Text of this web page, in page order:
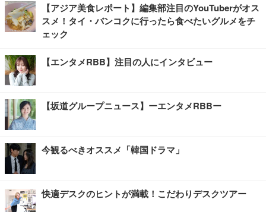
【アジア美食レポート】編集部注目のYouTuberがオス
スメ！タイ・バンコクに行ったら食べたいグルメをチ
ェック
【エンタメRBB】注目の人にインタビュー
【坂道グループニュース】ーエンタメRBBー
今観るべきオススメ「韓国ドラマ」
快適デスクのヒントが満載！こだわりデスクツアー